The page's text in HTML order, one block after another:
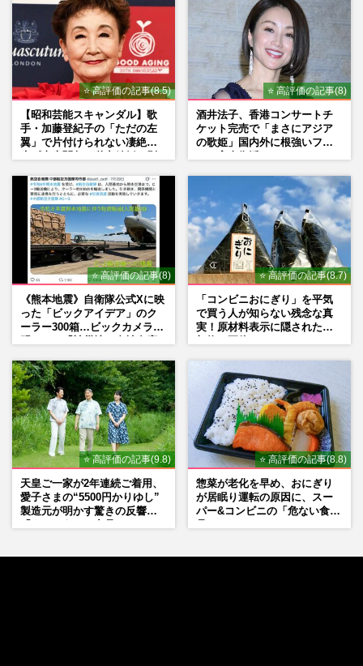
⭐ 高評価の記事(8.5)
【昭和芸能スキャンダル】歌
手・加藤登紀子の「ただの左
翼」で片付けられない凄絶半
⭐ 高評価の記事(8)
酒井法子、香港コンサートチ
ケット完売で「まさにアジア
の歌姫」国内外に根強いファ
⭐ 高評価の記事(8)
《熊本地震》自衛隊公式Xに映
った「ビックアイデア」のク
ーラー300箱…ビックカメラが
⭐ 高評価の記事(8.7)
「コンビニおにぎり」を平気
で買う人が知らない残念な真
実！原材料表示に隠された添
⭐ 高評価の記事(9.8)
天皇ご一家が2年連続ご着用、
愛子さまの“5500円かりゆし”
製造元が明かす驚きの反響
⭐ 高評価の記事(8.8)
惣菜が老化を早め、おにぎり
が居眠り運転の原因に、スー
パー&コンビニの「危ない食